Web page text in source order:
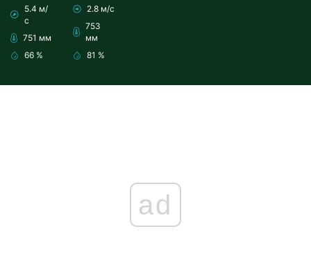
5.4 м/
с
751 мм
66 %
2.8 м/с
753
мм
81 %
ad